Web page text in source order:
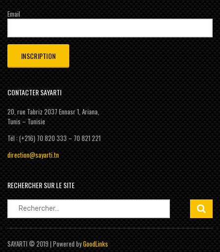
Email
CONTACTER SAYARTI
20, rue Tabriz 2037 Ennasr 1, Ariana,
Tunis – Tunisie
Tél : (+216) 70 820 333 – 70 821 221
direction@sayarti.tn
RECHERCHER SUR LE SITE
Rechercher :
SAYARTI © 2019 | Powered byGoodLinks